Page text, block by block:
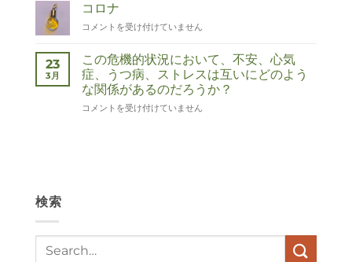
コロナ
Corona
コメントを受け付けていません
23
3月
この危機的状況において、不安、心気
症、うつ病、ストレスは互いにどのよう
な関係があるのだろうか？
Wat
in
コメントを受け付けていません
検索